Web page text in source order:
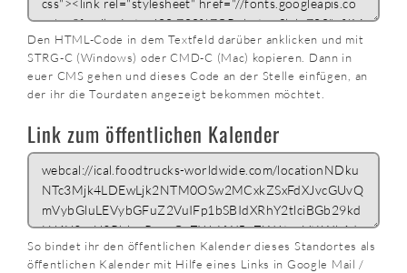
Den HTML-Code in dem Textfeld darüber anklicken und mit
STRG-C (Windows) oder CMD-C (Mac) kopieren. Dann in
euer CMS gehen und dieses Code an der Stelle einfügen, an
der ihr die Tourdaten angezeigt bekommen möchtet.
Link zum öffentlichen Kalender
So bindet ihr den öffentlichen Kalender dieses Standortes als
öffentlichen Kalender mit Hilfe eines Links in Google Mail /